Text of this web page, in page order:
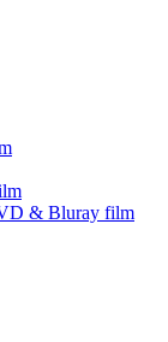
& Bluray film